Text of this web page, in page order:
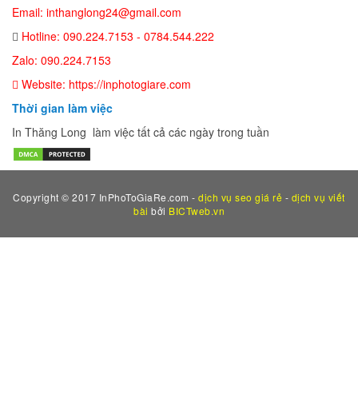
Email: inthanglong24@gmail.com
Hotline: 090.224.7153 - 0784.544.222
Zalo: 090.224.7153
Website: https://inphotogiare.com
Thời gian làm việc
In Thăng Long làm việc tất cả các ngày trong tuần
Copyright © 2017 InPhoToGiaRe.com -dịch vụ seo giá rẻ - dịch vụ viết
bài bởi BICTweb.vn